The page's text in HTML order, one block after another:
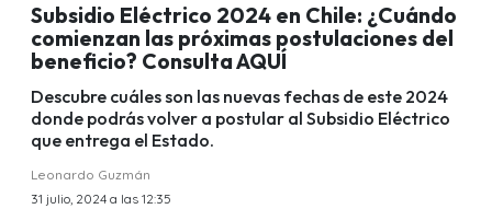
Subsidio Eléctrico 2024 en Chile: ¿Cuándo
comienzan las próximas postulaciones del
beneficio? Consulta AQUÍ
Descubre cuáles son las nuevas fechas de este 2024
donde podrás volver a postular al Subsidio Eléctrico
que entrega el Estado.
Leonardo Guzmán
31 julio, 2024 a las 12:35